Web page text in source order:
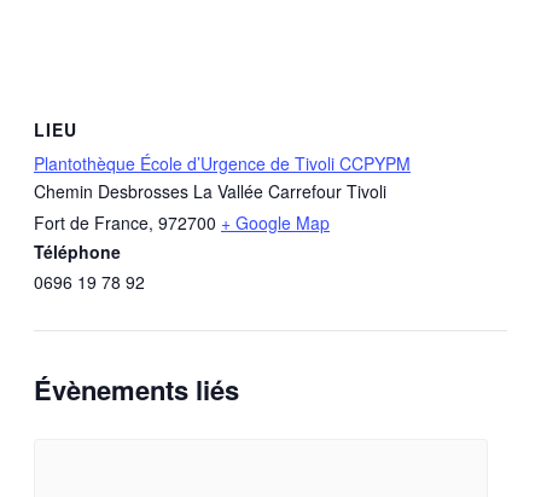
LIEU
Plantothèque École d’Urgence de Tivoli CCPYPM
Chemin Desbrosses La Vallée Carrefour Tivoli
Fort de France, 972700 + Google Map
Téléphone
0696 19 78 92
Évènements liés